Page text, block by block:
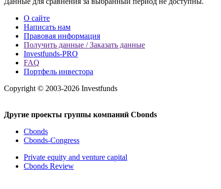
О сайте
Написать нам
Правовая информация
Получить данные / Заказать данные
Investfunds-PRO
FAQ
Портфель инвестора
Copyright © 2003-2026 Investfunds
Другие проекты группы компаний Cbonds
Cbonds
Cbonds-Congress
Private equity and venture capital
Cbonds Review